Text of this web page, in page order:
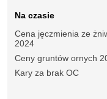
Na czasie
Cena jęczmienia ze
2024
Ceny gruntów ornych
Kary za brak OC